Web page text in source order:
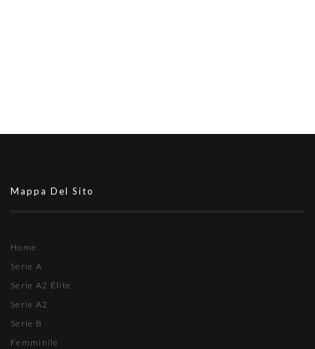
Mappa Del Sito
Home
Serie A
Serie A2 Élite
Serie A2
Serie B
Femminile